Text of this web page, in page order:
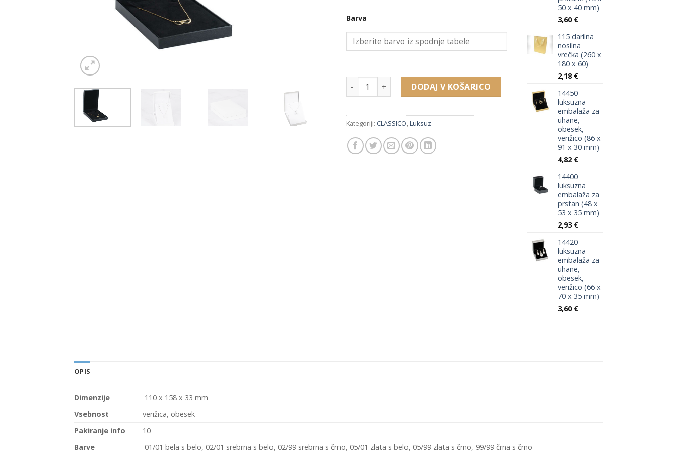
Barva
14460 luksuzna embalaža za verižico, ogrlico, obesek (110 x 158 x 33mm) količina
DODAJ V KOŠARICO
Kategoriji: CLASSICO,Luksuz
50 x 40 mm)
3,60 €
115 darilna
nosilna
vrečka (260 x
180 x 60)
2,18 €
14450
luksuzna
embalaža za
uhane,
obesek,
verižico (86 x
91 x 30 mm)
4,82 €
14400
luksuzna
embalaža za
prstan (48 x
53 x 35 mm)
2,93 €
14420
luksuzna
embalaža za
uhane,
obesek,
verižico (66 x
70 x 35 mm)
3,60 €
OPIS
Dimenzije
110 x 158 x 33 mm
Vsebnost
verižica, obesek
Pakiranje info
10
Barve
01/01 bela s belo, 02/01 srebrna s belo, 02/99 srebrna s črno, 05/01 zlata s belo, 05/99 zlata s črno, 99/99 črna s črno